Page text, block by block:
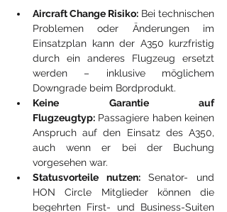
Aircraft Change Risiko: Bei technischen
Problemen oder Änderungen im
Einsatzplan kann der A350 kurzfristig
durch ein anderes Flugzeug ersetzt
werden – inklusive möglichem
Downgrade beim Bordprodukt.
Keine Garantie auf
Flugzeugtyp: Passagiere haben keinen
Anspruch auf den Einsatz des A350,
auch wenn er bei der Buchung
vorgesehen war.
Statusvorteile nutzen: Senator- und
HON Circle Mitglieder können die
begehrten First- und Business-Suiten